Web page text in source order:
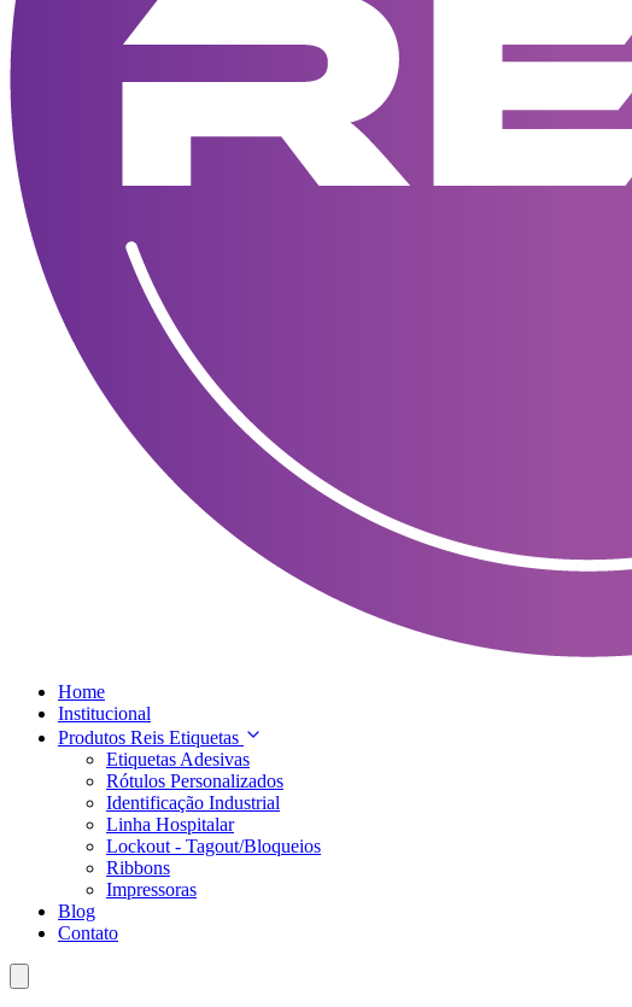
Home
Institucional
Produtos Reis Etiquetas
Etiquetas Adesivas
Rótulos Personalizados
Identificação Industrial
Linha Hospitalar
Lockout - Tagout/Bloqueios
Ribbons
Impressoras
Blog
Contato